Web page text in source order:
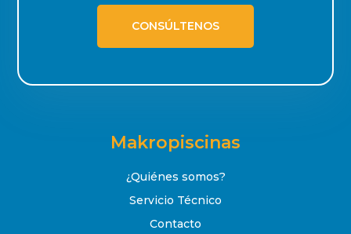
CONSÚLTENOS
Makropiscinas
¿Quiénes somos?
Servicio Técnico
Contacto